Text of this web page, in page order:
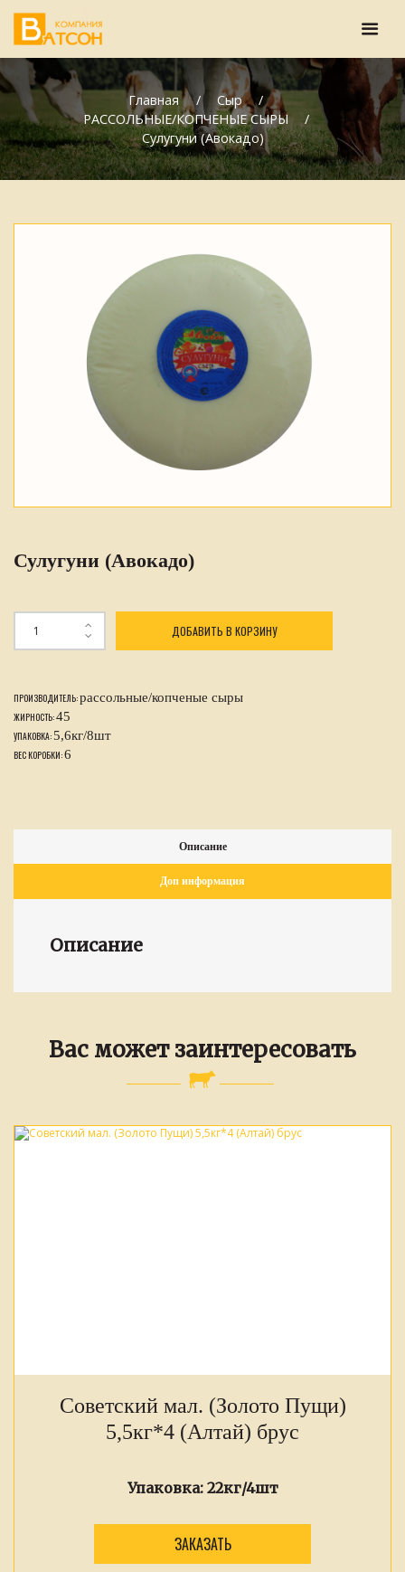
Главная
Сыр
РАССОЛЬНЫЕ/КОПЧЕНЫЕ СЫРЫ
Сулугуни (Авокадо)
Сулугуни (Авокадо)
ДОБАВИТЬ В КОРЗИНУ
ПРОИЗВОДИТЕЛЬ:рассольные/копченые сыры
ЖИРНОСТЬ:45
УПАКОВКА: 5,6кг/8шт
ВЕС КОРОБКИ:6
Описание
Доп информация
Описание
Вас может заинтересовать
Советский мал. (Золото Пущи)
5,5кг*4 (Алтай) брус
Упаковка: 22кг/4шт
ЗАКАЗАТЬ